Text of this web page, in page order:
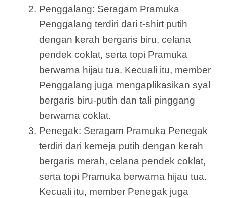
Penggalang: Seragam Pramuka
Penggalang terdiri dari t-shirt putih
dengan kerah bergaris biru, celana
pendek coklat, serta topi Pramuka
berwarna hijau tua. Kecuali itu, member
Penggalang juga mengaplikasikan syal
bergaris biru-putih dan tali pinggang
berwarna coklat.
Penegak: Seragam Pramuka Penegak
terdiri dari kemeja putih dengan kerah
bergaris merah, celana pendek coklat,
serta topi Pramuka berwarna hijau tua.
Kecuali itu, member Penegak juga